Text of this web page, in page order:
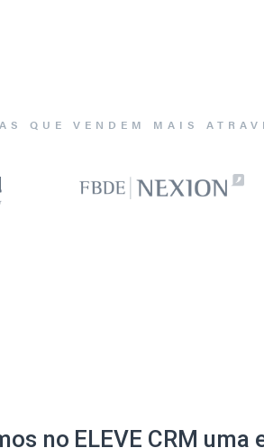
QUE VENDEM MAIS
no ELEVE CRM